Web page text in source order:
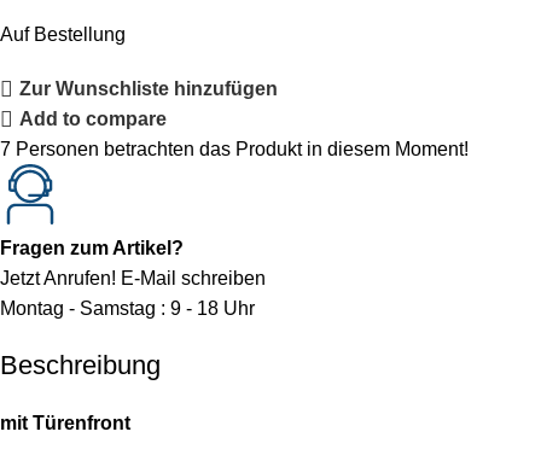
Auf Bestellung
Zur Wunschliste hinzufügen
Add to compare
7 Personen betrachten das Produkt in diesem Moment!
Fragen zum Artikel?
Jetzt Anrufen! E-Mail schreiben
Montag - Samstag : 9 - 18 Uhr
Beschreibung
mit Türenfront